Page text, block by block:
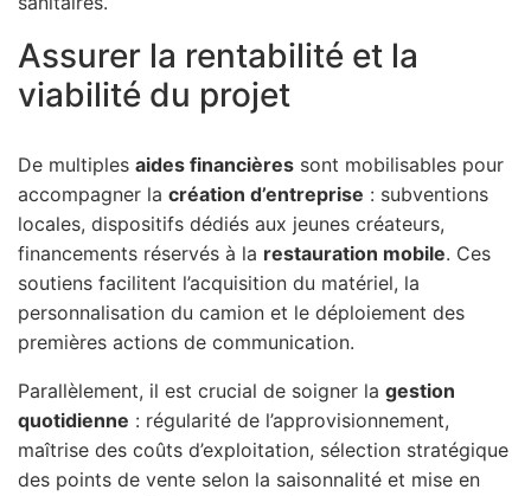
Assurer la rentabilité et la
viabilité du projet
De multiples aides financières sont mobilisables pour
accompagner la création d’entreprise : subventions
locales, dispositifs dédiés aux jeunes créateurs,
financements réservés à la restauration mobile. Ces
soutiens facilitent l’acquisition du matériel, la
personnalisation du camion et le déploiement des
premières actions de communication.
Parallèlement, il est crucial de soigner la gestion
quotidienne : régularité de l’approvisionnement,
maîtrise des coûts d’exploitation, sélection stratégique
des points de vente selon la saisonnalité et mise en